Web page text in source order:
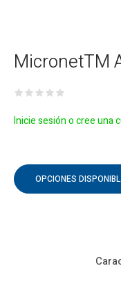
MicronetTM
Inicie sesión o cree una
OPCIONES